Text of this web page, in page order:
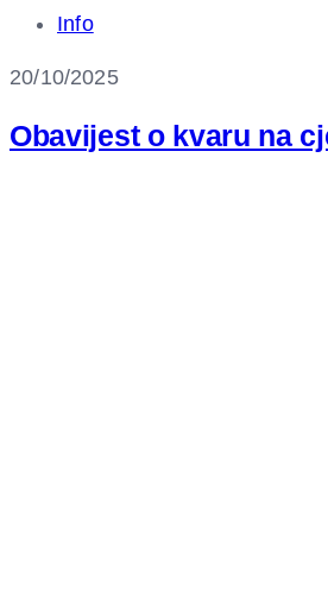
Info
20/10/2025
Obavijest o kvaru na